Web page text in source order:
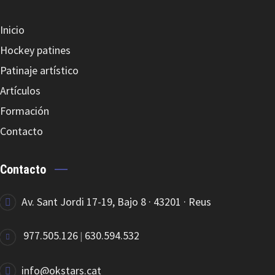
EDEA RONDÓ
Inicio
Hockey patines
Patinaje artístico
Artículos
Formación
Contacto
Contacto
Av. Sant Jordi 17-19, Bajo 8 · 43201 · Reus
977.505.126 | 630.594.532
info@okstars.cat